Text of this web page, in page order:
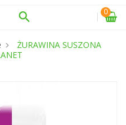
0
ŻURAWINA SUSZONA